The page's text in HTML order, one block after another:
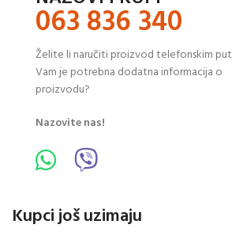
063 836 340
Želite li naručiti proizvod telefonskim
Vam je potrebna dodatna informacija o
proizvodu?
Nazovite nas!
Kupci još uzimaju